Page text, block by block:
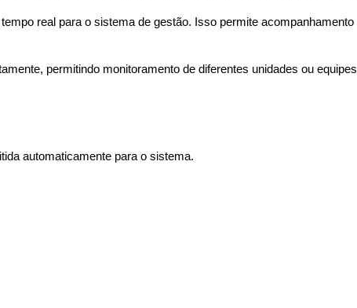
real para o sistema de gestão. Isso permite acompanhamento
permitindo monitoramento de diferentes unidades ou equipes
automaticamente para o sistema.